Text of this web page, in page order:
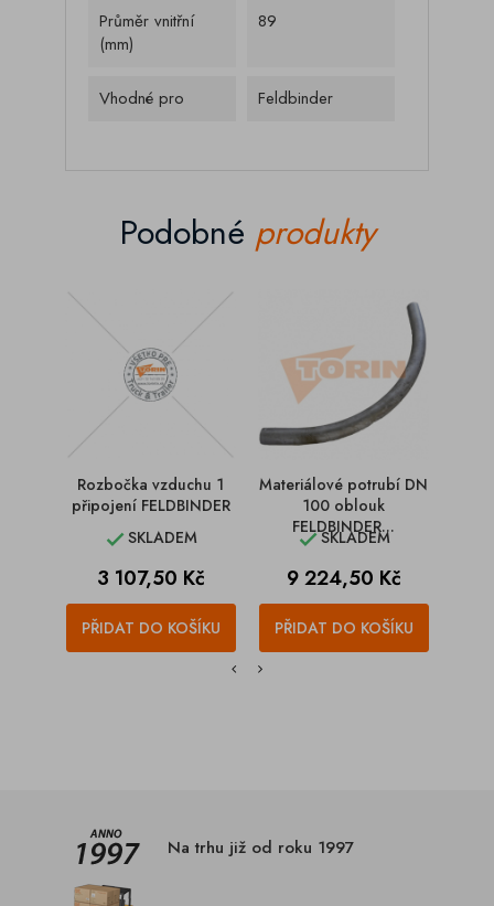
Průměr vnitřní
(mm)
89
Vhodné pro Feldbinder
Podobné produkty
Rozbočka vzduchu 1
připojení FELDBINDER
SKLADEM
Cena
3 107,50 Kč
PŘIDAT DO KOŠÍKU
Materiálové potrubí DN
100 oblouk
FELDBINDER...
SKLADEM
Cena
9 224,50 Kč
PŘIDAT DO KOŠÍKU
Na trhu již od roku 1997